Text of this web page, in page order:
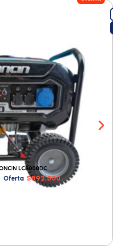
LC8000DC
Oferta $892.500